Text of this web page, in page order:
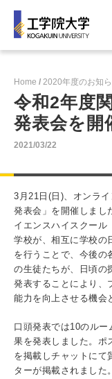
工学院大学について
学部・大学院
研究・産学連携
就職・キャリア
キャンパス
受験生の方
Home 2020年度のお知
令和2年度
発表会を開
2021/03/22
3月21日(日)、オンラ
発表会」を開催しまし
イエンスハイスクール
学校が、相互に学校の
を行うことで、今後の
の生徒たちが、日頃の
発表することにより、
能力を向上させる機会
口頭発表では10のル
果を発表しました。ポ
を掲載しチャットにて
ターが掲載されました